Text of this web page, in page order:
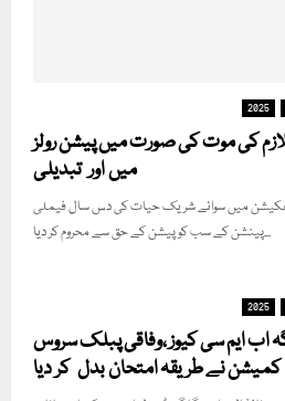
2025
کی موت کی صورت میں پیشن رولز
میں اور تبدیلی
2024 کے نوٹیفکیشن میں سوائے شریک حیات کی دس سال فیملی
پینشن کے سب کو پیشن کے حق سے محروم کر دیا...
2025
اب ایم سی کیوز ،وفاقی پبلک سروس
کمیشن نے طریقہ امتحان بدل کر دیا